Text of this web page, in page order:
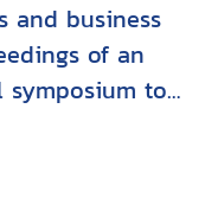
and business
of an
to
the fiftieth
the Universal
Rights,